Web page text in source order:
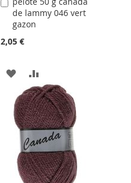
de lammy 046 vert
gazon
2,05 €
Ajouter
au
panier
AJOUTER
À
LA
LISTE
D'ACHATS
AU
COMPARATEUR